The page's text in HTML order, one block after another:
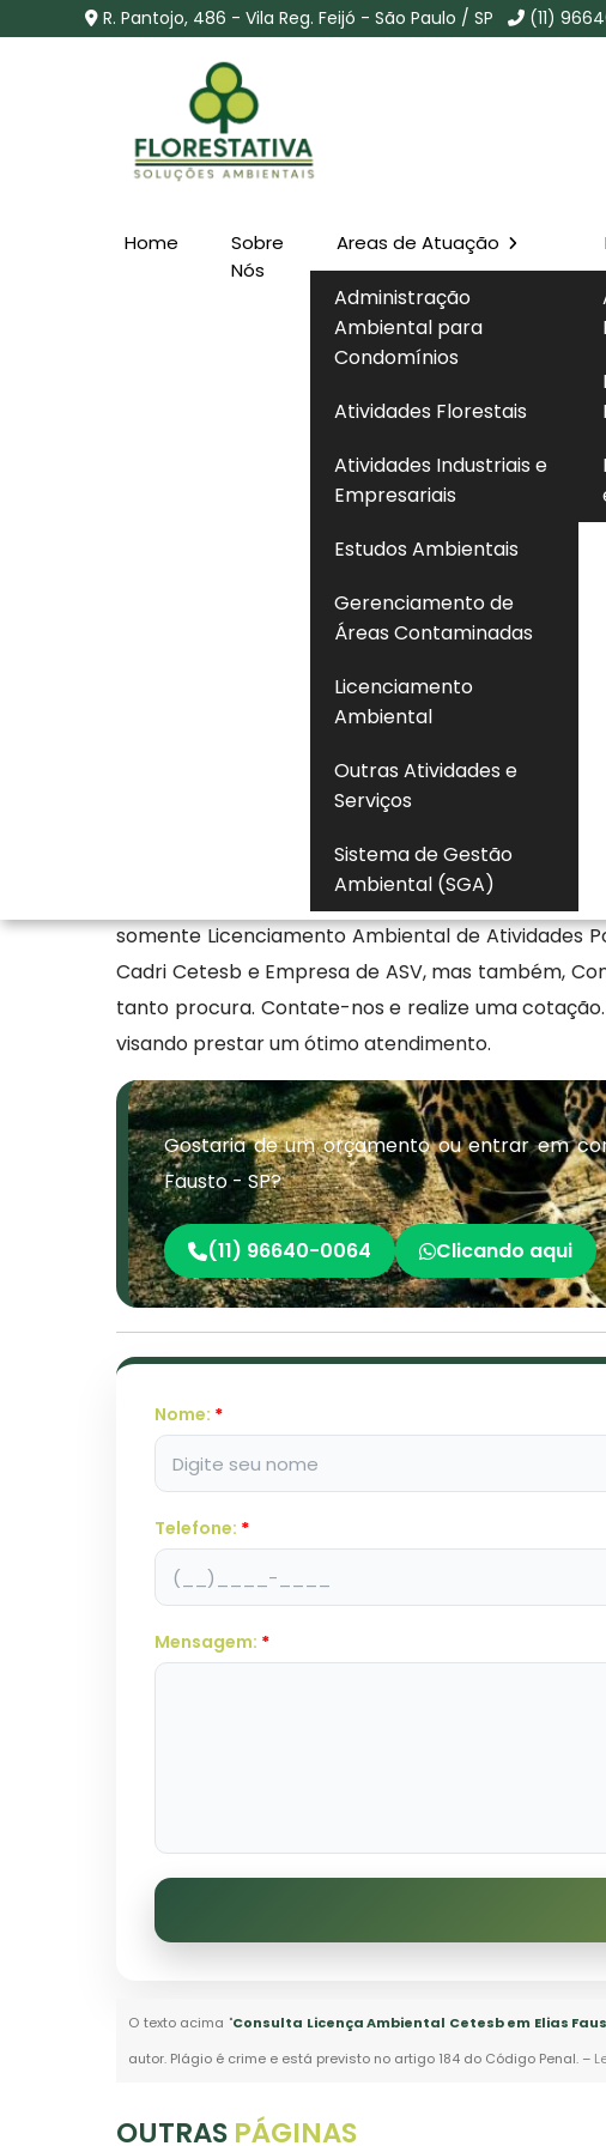
R. Pantojo, 486 - Vila Reg. Feijó - São Paulo / SP (11)
Home
Sobre
Nós
Areas de Atuação
Administração
Ambiental para
Condomínios
Atividades Florestais
Atividades Industriais e
Empresariais
Estudos Ambientais
Gerenciamento de
Áreas Contaminadas
Licenciamento
Ambiental
Outras Atividades e
Serviços
Sistema de Gestão
Ambiental (SGA)
Consulta Licença
em Elias Fausto - SP
Consulta Licença Ambiental Cetesb
consulta licença ambiental cetesb
é o
validade e condições de uma licença emitida
empreendimento. Essa verificação é
identificar pendências documentais e assegurar
cumpridas. O acompanhamento adequado
de embargo e fortalece a segurança jurídica
Empresa especializada em
Por ser a principal empresa de Ambiental, a
somente Licenciamento Ambiental de Atividades
Cadri Cetesb e Empresa de ASV, mas também,
tanto procura. Contate-nos e realize uma
visando prestar um ótimo atendimento.
Gostaria de um orçamento ou entrar em
Fausto - SP?
(11) 96640-0064 Clicando aqui
Nome: *
Telefone: *
Mensagem: *
O texto acima "Consulta Licença Ambiental Cetesb em Elias
autor. Plágio é crime e está previsto no artigo 184 do Código Penal. –
OUTRAS PÁGINAS